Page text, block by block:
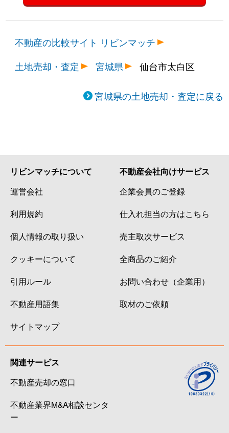
不動産の比較サイト リビンマッチ
土地売却・査定
宮城県 仙台市太白区
宮城県の土地売却・査定に戻る
リビンマッチについて
運営会社
利用規約
個人情報の取り扱い
クッキーについて
引用ルール
不動産用語集
サイトマップ
不動産会社向けサービス
企業会員のご登録
仕入れ担当の方はこちら
売主取次サービス
全商品のご紹介
お問い合わせ（企業用）
取材のご依頼
関連サービス
不動産売却の窓口
不動産業界M&A相談センタ
ー